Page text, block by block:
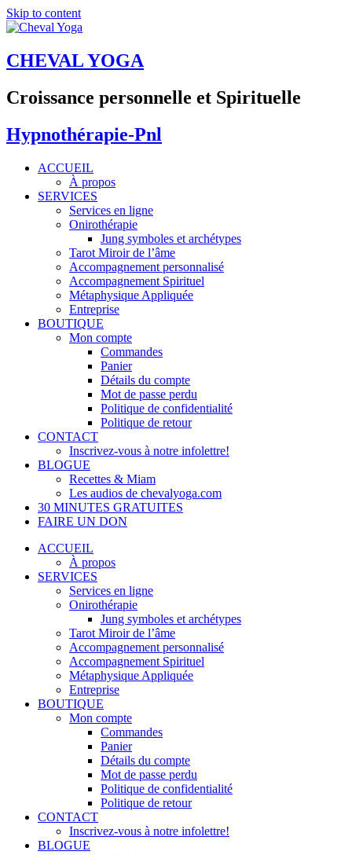
Skip to content
CHEVAL YOGA
Croissance personnelle et Spirituelle
Hypnothérapie-Pnl
ACCUEIL
À propos
SERVICES
Services en ligne
Onirothérapie
Jung symboles et archétypes
Tarot Miroir de l’âme
Accompagnement personnalisé
Accompagnement Spirituel
Métaphysique Appliquée
Entreprise
BOUTIQUE
Mon compte
Commandes
Panier
Détails du compte
Mot de passe perdu
Politique de confidentialité
Politique de retour
CONTACT
Inscrivez-vous à notre infolettre!
BLOGUE
Recettes & Miam
Les audios de chevalyoga.com
30 MINUTES GRATUITES
FAIRE UN DON
ACCUEIL
À propos
SERVICES
Services en ligne
Onirothérapie
Jung symboles et archétypes
Tarot Miroir de l’âme
Accompagnement personnalisé
Accompagnement Spirituel
Métaphysique Appliquée
Entreprise
BOUTIQUE
Mon compte
Commandes
Panier
Détails du compte
Mot de passe perdu
Politique de confidentialité
Politique de retour
CONTACT
Inscrivez-vous à notre infolettre!
BLOGUE